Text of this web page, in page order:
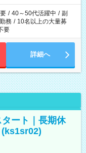
/ 40～50代活躍中 / 副
務 / 10名以上の大量募
要
詳細へ
タート｜長期休
(ks1sr02)